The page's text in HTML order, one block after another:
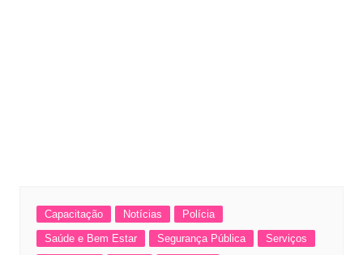
Capacitação Notícias
Polícia
Saúde e Bem Estar
Segurança Pública
Serviços